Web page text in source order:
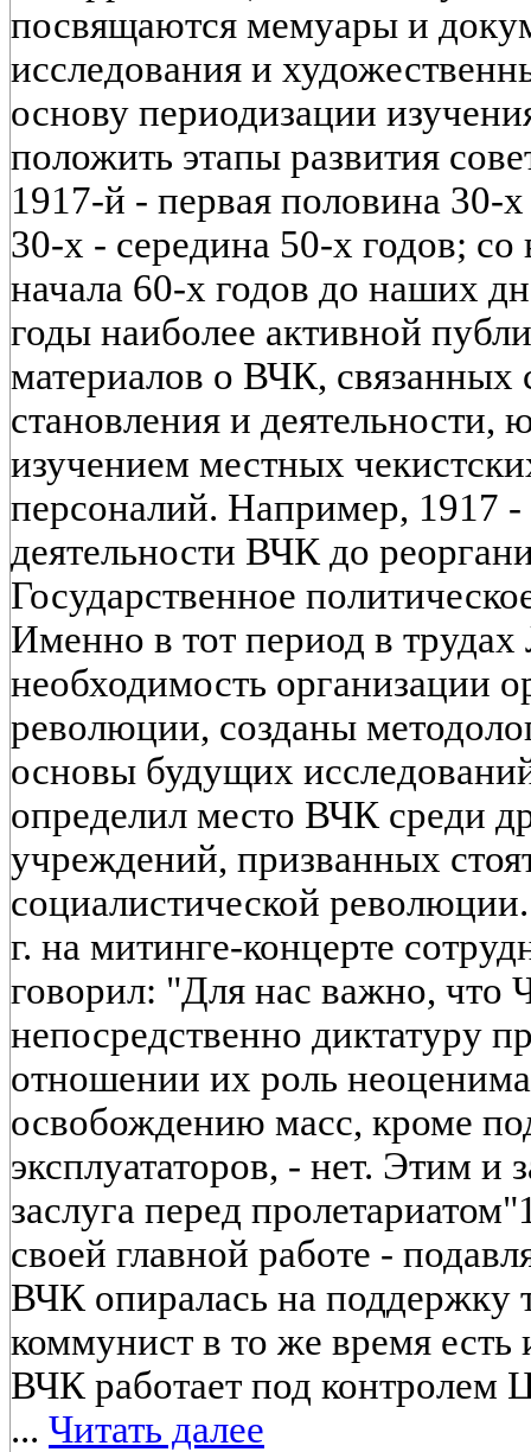
посвящаются мемуары и
исследования и
основу периодизации
положить этапы развития
1917-й - первая половина 30-
30-х - середина 50-х годов;
начала 60-х годов до наших
годы наиболее активной
материалов о ВЧК, связанных
становления и
изучением местных
персоналий. Например, 1917 -
деятельности ВЧК до
Государственное
Именно в тот период в
необходимость организации
революции, созданы
основы будущих
определил место ВЧК среди
учреждений, призванных
социалистической
г. на митинге-концерте
говорил: "Для нас важно, что
непосредственно диктатуру
отношении их роль
освобождению масс, кроме
эксплуататоров, - нет. Этим
заслуга перед
своей главной работе -
ВЧК опиралась на поддержку
коммунист в то же время
ВЧК работает под
... Читать далее